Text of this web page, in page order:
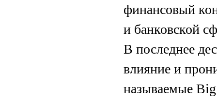
финансовый
и банковской
В последнее
влияние и
называемые